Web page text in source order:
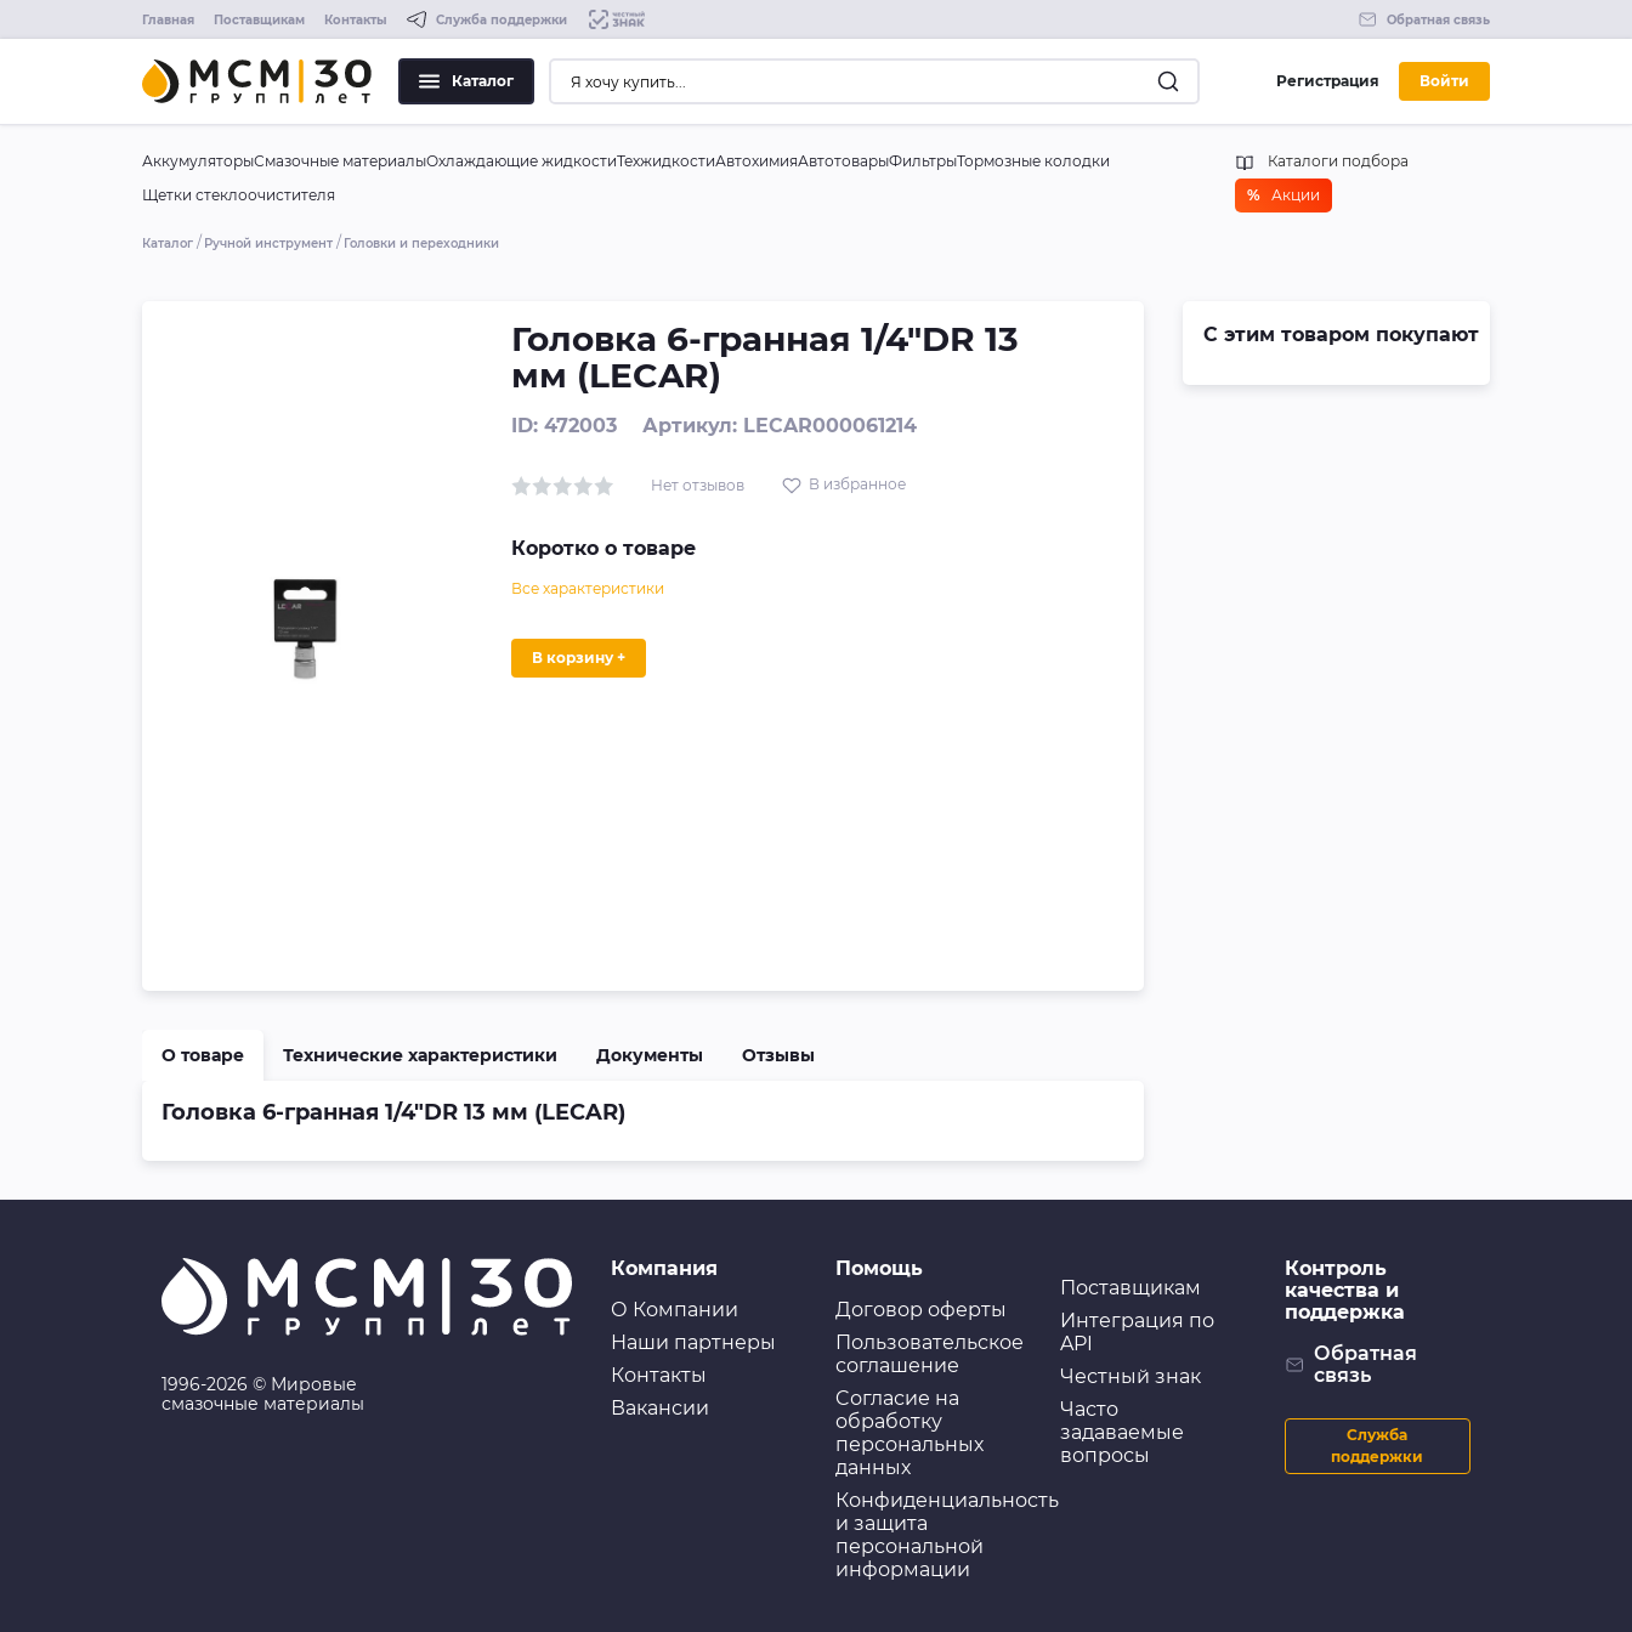
Главная Поставщикам Контакты Служба поддержки Обратная связь
Каталог Регистрация Войти
АккумуляторыСмазочные материалыОхлаждающие жидкостиТехжидкостиАвтохимияАвтотоварыФильтрыТормозные колодки
Щетки стеклоочистителя
Каталоги подбора
% Акции
Каталог Ручной инструмент Головки и переходники
Головка 6-гранная 1/4"DR 13
мм (LECAR)
ID: 472003 Артикул: LECAR000061214
Нет отзывов В избранное
Коротко о товаре
Все характеристики
В корзину +
О товаре Технические характеристики Документы Отзывы
Головка 6-гранная 1/4"DR 13 мм (LECAR)
С этим товаром покупают
1996-2026 © Мировые
смазочные материалы
Компания
О Компании
Наши партнеры
Контакты
Вакансии
Помощь
Договор оферты
Пользовательское
соглашение
Cогласие на
обработку
персональных
данных
Конфиденциальность
и защита
персональной
информации
Поставщикам
Интеграция по
API
Честный знак
Часто
задаваемые
вопросы
Контроль
качества и
поддержка
Обратная
связь
Служба
поддержки